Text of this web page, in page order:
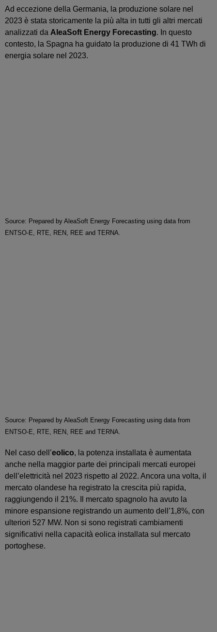
Ad eccezione della Germania, la produzione solare nel
2023 è stata storicamente la più alta in tutti gli altri mercati
analizzati da AleaSoft Energy Forecasting. In questo
contesto, la Spagna ha guidato la produzione di 41 TWh di
energia solare nel 2023.
Source: Prepared by AleaSoft Energy Forecasting using data from
ENTSO-E, RTE, REN, REE and TERNA.
Source: Prepared by AleaSoft Energy Forecasting using data from
ENTSO-E, RTE, REN, REE and TERNA.
Nel caso dell’eolico, la potenza installata è aumentata
anche nella maggior parte dei principali mercati europei
dell’elettricità nel 2023 rispetto al 2022. Ancora una volta, il
mercato olandese ha registrato la crescita più rapida,
raggiungendo il 21%. Il mercato spagnolo ha avuto la
minore espansione registrando un aumento dell’1,8%, con
ulteriori 527 MW. Non si sono registrati cambiamenti
significativi nella capacità eolica installata sul mercato
portoghese.